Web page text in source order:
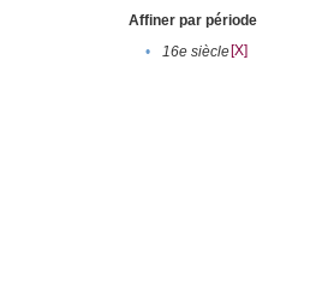
Affiner par période
•
16e siècle[X]